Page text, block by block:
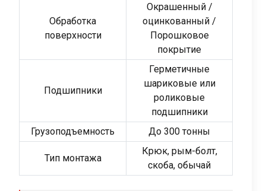
Обработка
поверхности
Окрашенный /
оцинкованный /
Порошковое
покрытие
Подшипники
Герметичные
шариковые или
роликовые
подшипники
Грузоподъемность
До 300 тонны
Тип монтажа
Крюк, рым-болт,
скоба, обычай